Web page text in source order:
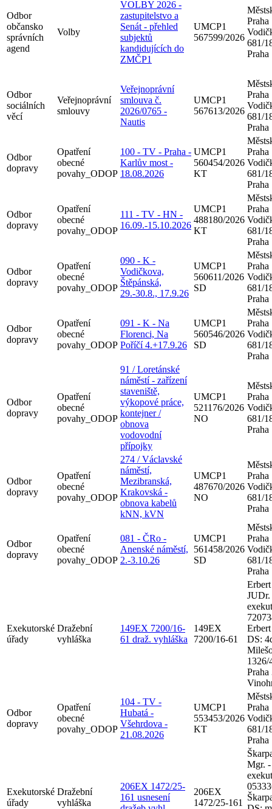
Odbor
občansko
správních
agend
Volby
VOLBY 2026 -
zastupitelstvo a
Senát - přehled
subjektů
kandidujících do
ZMČP1
UMCP1
567599/2026
Praha
681/
Praha
Odbor
sociálních
věcí
Veřejnoprávní
smlouvy
Veřejnoprávní
smlouva č.
2026/0765 -
Nautis
UMCP1
567613/2026
Praha
681/
Praha
Odbor
dopravy
Opatření
obecné
povahy_ODOP
100 - TV - Praha -
Karlův most -
18.08.2026
UMCP1
560454/2026
KT
Praha
681/
Praha
Odbor
dopravy
Opatření
obecné
povahy_ODOP
111 - TV - HN -
16.09.-15.10.2026
UMCP1
488180/2026
KT
Praha
681/
Praha
Odbor
dopravy
Opatření
obecné
povahy_ODOP
090 - K -
Vodičkova,
Štěpánská,
29.-30.8., 17.9.26
UMCP1
560611/2026
SD
Praha
681/
Praha
Odbor
dopravy
Opatření
obecné
povahy_ODOP
091 - K - Na
Florenci, Na
Poříčí 4.+17.9.26
UMCP1
560546/2026
SD
Praha
681/
Praha
Odbor
dopravy
Opatření
obecné
povahy_ODOP
91 / Loretánské
náměstí - zařízení
staveniště,
výkopové práce,
kontejner /
obnova
vodovodní
přípojky
UMCP1
521176/2026
NO
Praha
681/
Praha
Odbor
dopravy
Opatření
obecné
povahy_ODOP
274 / Václavské
náměstí,
Mezibranská,
Krakovská -
obnova kabelů
kNN, kVN
UMCP1
487670/2026
NO
Praha
681/
Praha
Odbor
dopravy
Opatření
obecné
povahy_ODOP
081 - ČRo -
Anenské náměstí,
2.-3.10.26
UMCP1
561458/2026
SD
Praha
681/
Praha
Exekutorské
úřady
Dražební
vyhláška
149EX 7200/16-
61 draž. vyhláška
149EX
7200/16-61
JUDr.
Erbert
DS:
1326/
Praha
Odbor
dopravy
Opatření
obecné
povahy_ODOP
104 - TV -
Hubatá -
Všehrdova -
21.08.2026
UMCP1
553453/2026
KT
Praha
681/
Praha
Exekutorské
úřady
Dražební
vyhláška
206EX 1472/25-
161 usnesení
206EX
1472/25-161
Mgr.